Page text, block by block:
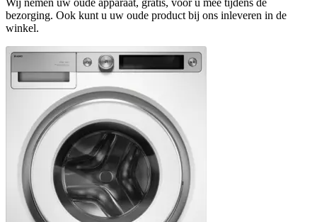
Wij nemen uw oude apparaat, gratis, voor u mee tijdens de
bezorging. Ook kunt u uw oude product bij ons inleveren in de
winkel.